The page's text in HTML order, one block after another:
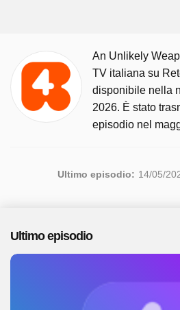
An Unlikely
TV italiana su
disponibile nella
2026. È stato
episodio nel
Ultimo episodio: 14/05/
Ultimo episodio